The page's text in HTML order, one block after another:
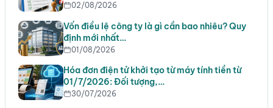
02/08/2026
Vốn điều lệ công ty là gì cần bao nhiêu? Quy
định mới nhất…
01/08/2026
Hóa đơn điện tử khởi tạo từ máy tính tiền từ
01/7/2026: Đối tượng,…
30/07/2026